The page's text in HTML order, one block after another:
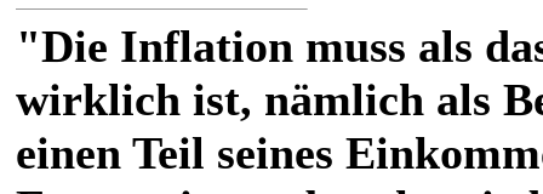
"Die Inflation muss als
wirklich ist, nämlich als
einen Teil seines